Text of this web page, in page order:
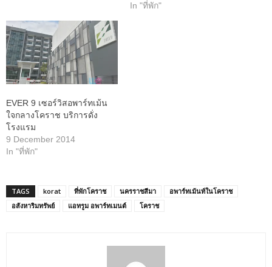
In "ที่พัก"
EVER 9 เซอร์วิสอพาร์ทเม้น
ใจกลางโคราช บริการดั่ง
โรงแรม
9 December 2014
In "ที่พัก"
TAGS korat ที่พักโคราช นครราชสีมา
อพาร์ทเม้นท์ในโคราช
อสังหาริมทรัพย์
แอทรูม อพาร์ทเมนต์ โคราช